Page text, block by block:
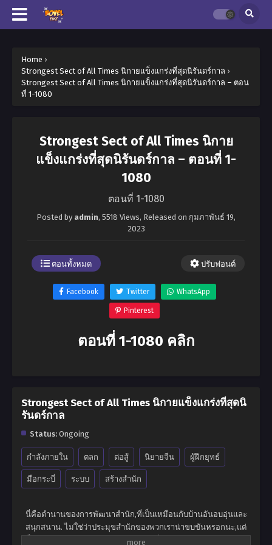
Home ›
Strongest Sect of All Times นิกายแข็งแกร่งที่สุดนิรันดร์กาล ›
Strongest Sect of All Times นิกายแข็งแกร่งที่สุดนิรันดร์กาล – ตอน
ที่ 1-1080
Strongest Sect of All Times นิกาย
แข็งแกร่งที่สุดนิรันดร์กาล – ตอนที่ 1-
1080
ตอนที่ 1-1080
Posted by admin, 5518 Views, Released on กุมภาพันธ์ 19,
2023
ตอนทั้งหมด ปรับฟอนต์
Facebook Twitter WhatsApp
Pinterest
ตอนที่ 1-1080 คลิก
Strongest Sect of All Times นิกายแข็งแกร่งที่สุดนิ
รันดร์กาล
Status: Ongoing
กำลังภายใน ตลก ต่อสู้ นิยายจีน ผู้ฝึกยุทธ์
มือกระบี่ ระบบ สร้างสำนัก
นี่คือตำนานของการพัฒนาสำนัก,ที่เป็นเหมือนกับบ้านอันอบอุ่นและ
สนุกสนาน. ไม่ใช่ว่าประมุขสำนักของพวกเราน่าขบขันหรอกนะ,แต่
เป็นความแปลกประหลาดของเหล่าศิษย์ที่มีนิสัยหลากหลายต่างหาก.